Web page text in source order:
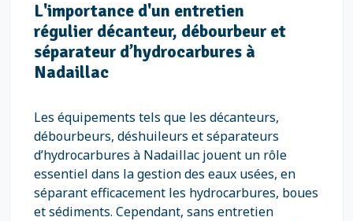
L'importance d'un entretien
régulier décanteur, débourbeur et
séparateur d’hydrocarbures à
Nadaillac
Les équipements tels que les décanteurs,
débourbeurs, déshuileurs et séparateurs
d’hydrocarbures à Nadaillac jouent un rôle
essentiel dans la gestion des eaux usées, en
séparant efficacement les hydrocarbures, boues
et sédiments. Cependant, sans entretien